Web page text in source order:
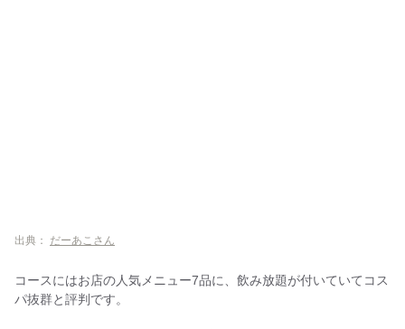
出典： だーあこさん
コースにはお店の人気メニュー7品に、飲み放題が付いていてコス
パ抜群と評判です。